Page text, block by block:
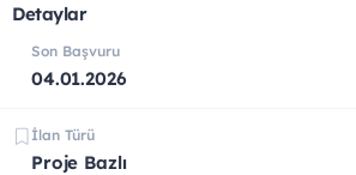
Detaylar
Son Başvuru
04.01.2026
İlan Türü
Proje Bazlı